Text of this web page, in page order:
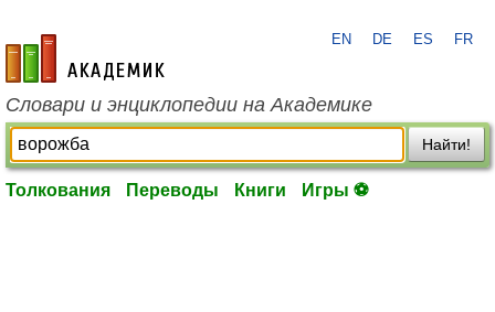
academic.ru
EN DE ES FR
Словари и энциклопедии на Академике
Найти!
Толкования Переводы Книги Игры ⚽